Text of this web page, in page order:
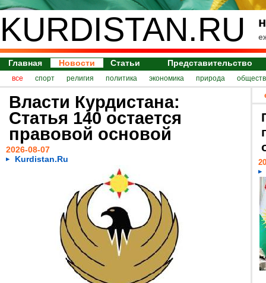
KURDISTAN.RU
Главная Новости Статьи Представительство
все спорт религия политика экономика природа
Власти Курдистана:
Статья 140 остается
правовой основой
2026-08-07
Kurdistan.Ru